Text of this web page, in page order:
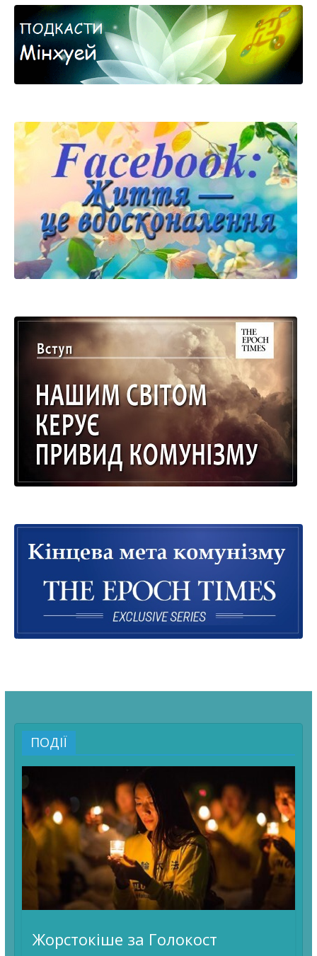
ПОДІЇ
Жорстокіше за Голокост